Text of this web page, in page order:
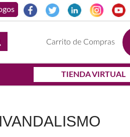
Carrito de Compras
TIENDA VIRTUAL